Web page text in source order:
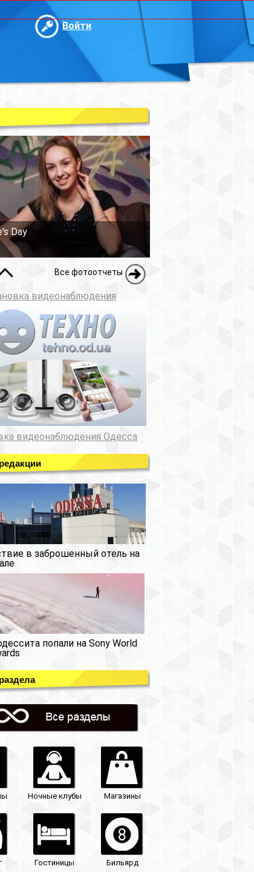
Войти
Day
Все фотоотчеты
видеонаблюдения
видеонаблюдения Одесса
в заброшенный отель на
попали на Sony World
Ночные клубы Магазины
Гостиницы Бильярд